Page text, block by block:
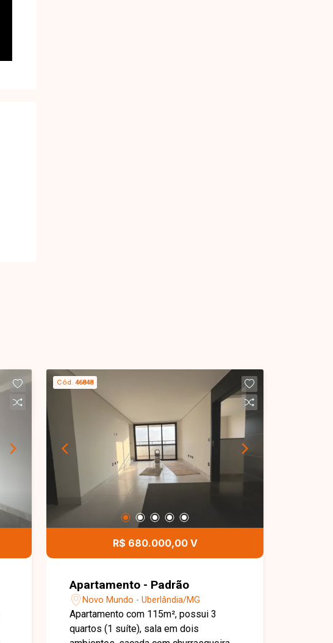
Cód. 46848
R$ 680.000,00 V
Apartamento - Padrão
Novo Mundo - Uberlândia/MG
Apartamento com 115m², possui 3
quartos (1 suíte), sala em dois